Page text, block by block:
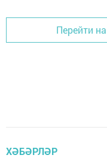
Перейти
ХӘБӘРЛӘР